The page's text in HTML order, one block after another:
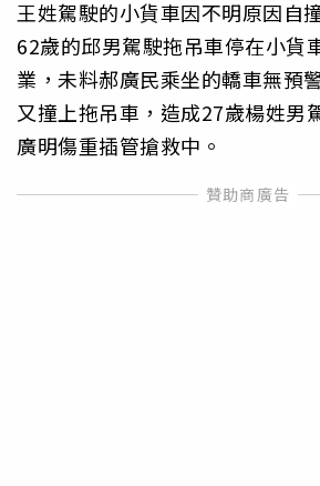
王姓駕駛的小貨車因不明原因自
62歲的邱男駕駛拖吊車停在小貨
業，未料郝廣民乘坐的轎車無預
又撞上拖吊車，造成27歲楊姓男
廣明傷重插管搶救中。